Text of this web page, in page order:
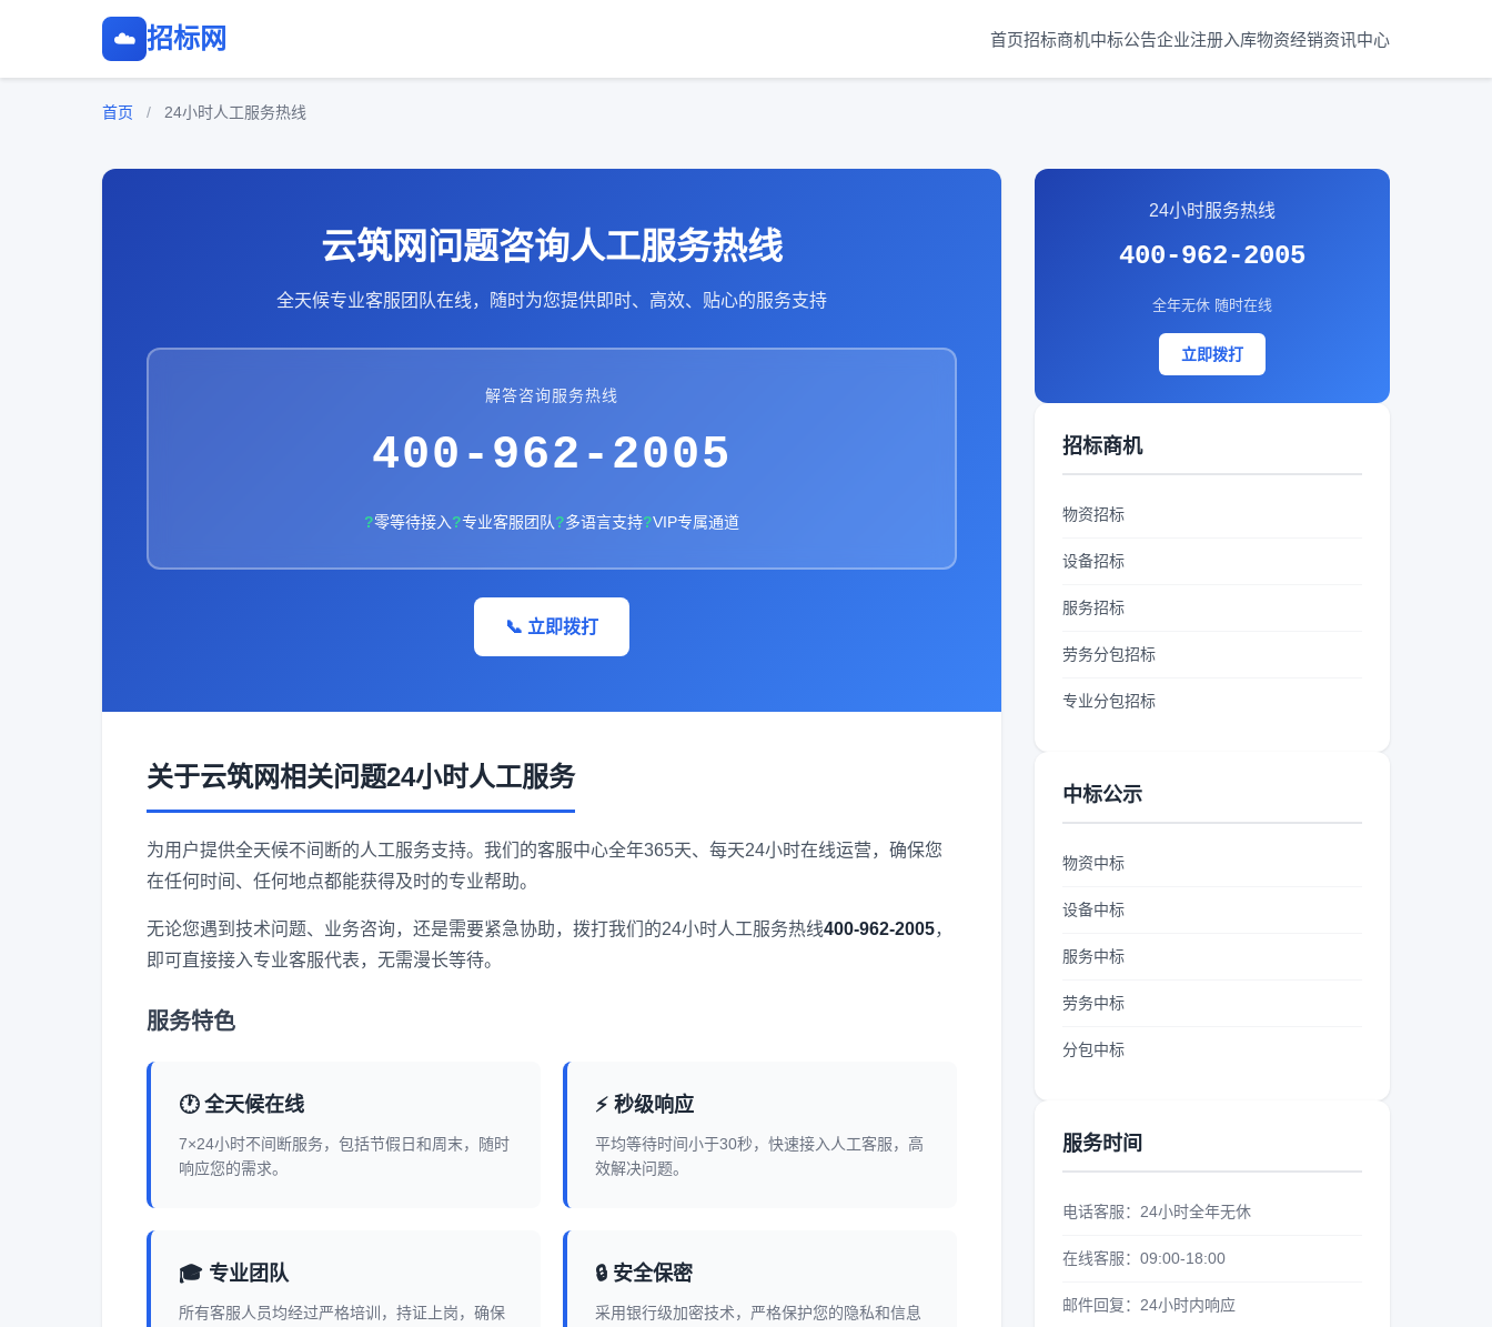
☁️ 招标网 首页招标商机中标公告企业注册入库物资经销资讯中心
首页 / 24小时人工服务热线
云筑网问题咨询人工服务热线
全天候专业客服团队在线，随时为您提供即时、高效、贴心的服务支持
解答咨询服务热线
400-962-2005
零等待接入 专业客服团队 多语言支持 VIP专属通道
📞 立即拨打
关于云筑网相关问题24小时人工服务
为用户提供全天候不间断的人工服务支持。我们的客服中心全年365天、每天24小时在线运营，确保您
在任何时间、任何地点都能获得及时的专业帮助。
无论您遇到技术问题、业务咨询，还是需要紧急协助，拨打我们的24小时人工服务热线400-962-2005，
即可直接接入专业客服代表，无需漫长等待。
服务特色
🕐 全天候在线
7×24小时不间断服务，包括节假日和周末，随时
响应您的需求。
⚡ 秒级响应
平均等待时间小于30秒，快速接入人工客服，高
效解决问题。
🎓 专业团队
所有客服人员均经过严格培训，持证上岗，确保
🔒 安全保密
采用银行级加密技术，严格保护您的隐私和信息
24小时服务热线
400-962-2005
全年无休 随时在线
立即拨打
招标商机
物资招标
设备招标
服务招标
劳务分包招标
专业分包招标
中标公示
物资中标
设备中标
服务中标
劳务中标
分包中标
服务时间
电话客服：24小时全年无休
在线客服：09:00-18:00
邮件回复：24小时内响应